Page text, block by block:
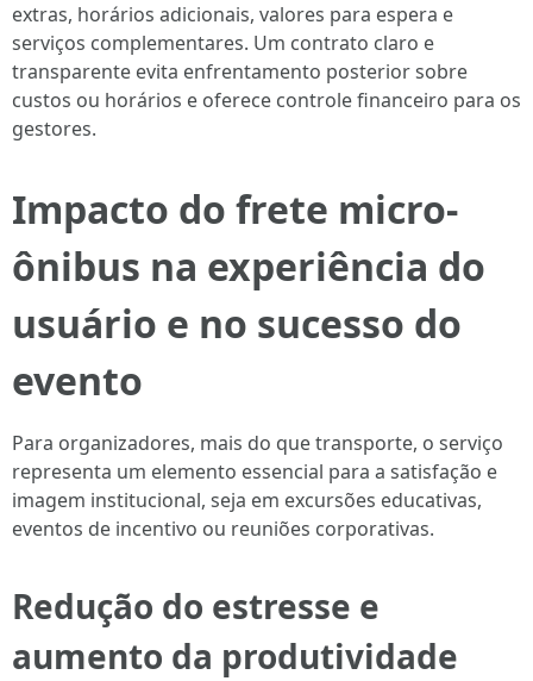
extras, horários adicionais, valores para espera e
serviços complementares. Um contrato claro e
transparente evita enfrentamento posterior sobre
custos ou horários e oferece controle financeiro para os
gestores.
Impacto do frete micro-
ônibus na experiência do
usuário e no sucesso do
evento
Para organizadores, mais do que transporte, o serviço
representa um elemento essencial para a satisfação e
imagem institucional, seja em excursões educativas,
eventos de incentivo ou reuniões corporativas.
Redução do estresse e
aumento da produtividade